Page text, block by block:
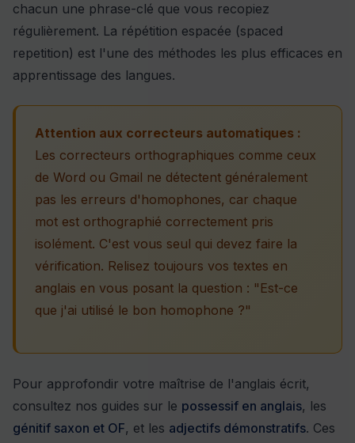
chacun une phrase-clé que vous recopiez
régulièrement. La répétition espacée (spaced
repetition) est l'une des méthodes les plus efficaces en
apprentissage des langues.
Attention aux correcteurs automatiques :
Les correcteurs orthographiques comme ceux
de Word ou Gmail ne détectent généralement
pas les erreurs d'homophones, car chaque
mot est orthographié correctement pris
isolément. C'est vous seul qui devez faire la
vérification. Relisez toujours vos textes en
anglais en vous posant la question : "Est-ce
que j'ai utilisé le bon homophone ?"
Pour approfondir votre maîtrise de l'anglais écrit,
consultez nos guides sur le possessif en anglais, les
génitif saxon et OF, et les adjectifs démonstratifs. Ces